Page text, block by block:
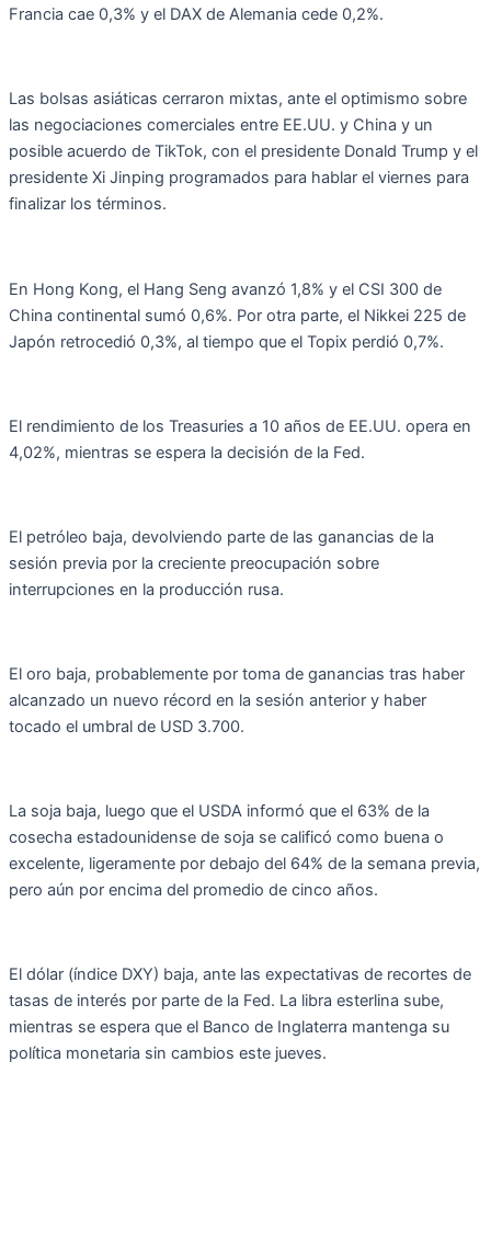
Francia cae 0,3% y el DAX de Alemania cede 0,2%.
Las bolsas asiáticas cerraron mixtas, ante el optimismo sobre
las negociaciones comerciales entre EE.UU. y China y un
posible acuerdo de TikTok, con el presidente Donald Trump y el
presidente Xi Jinping programados para hablar el viernes para
finalizar los términos.
En Hong Kong, el Hang Seng avanzó 1,8% y el CSI 300 de
China continental sumó 0,6%. Por otra parte, el Nikkei 225 de
Japón retrocedió 0,3%, al tiempo que el Topix perdió 0,7%.
El rendimiento de los Treasuries a 10 años de EE.UU. opera en
4,02%, mientras se espera la decisión de la Fed.
El petróleo baja, devolviendo parte de las ganancias de la
sesión previa por la creciente preocupación sobre
interrupciones en la producción rusa.
El oro baja, probablemente por toma de ganancias tras haber
alcanzado un nuevo récord en la sesión anterior y haber
tocado el umbral de USD 3.700.
La soja baja, luego que el USDA informó que el 63% de la
cosecha estadounidense de soja se calificó como buena o
excelente, ligeramente por debajo del 64% de la semana previa,
pero aún por encima del promedio de cinco años.
El dólar (índice DXY) baja, ante las expectativas de recortes de
tasas de interés por parte de la Fed. La libra esterlina sube,
mientras se espera que el Banco de Inglaterra mantenga su
política monetaria sin cambios este jueves.